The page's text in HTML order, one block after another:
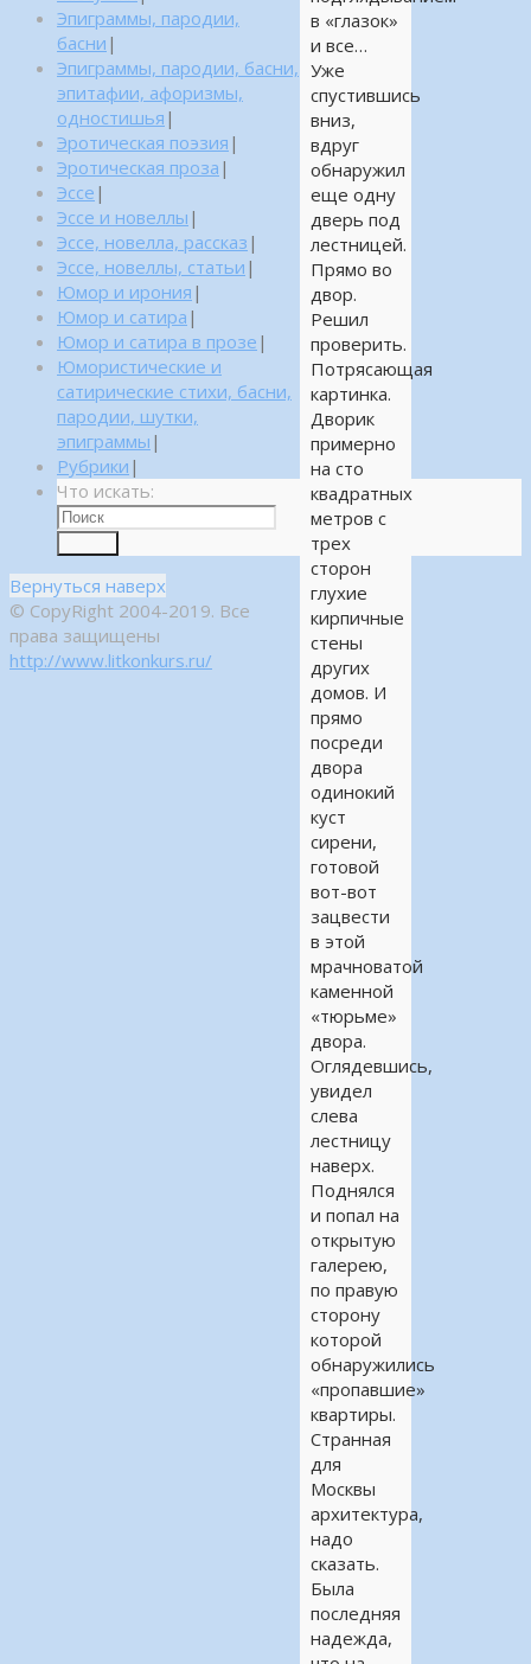
в «глазок»
и все…
Уже
спустившись
вниз,
вдруг
обнаружил
еще одну
дверь под
лестницей.
Прямо во
двор.
Решил
проверить.
Потрясающая
картинка.
Дворик
примерно
на сто
квадратных
метров с
трех
сторон
глухие
кирпичные
стены
других
домов. И
прямо
посреди
двора
одинокий
куст
сирени,
готовой
вот-вот
зацвести
в этой
мрачноватой
каменной
«тюрьме»
двора.
Оглядевшись,
увидел
слева
лестницу
наверх.
Поднялся
и попал на
открытую
галерею,
по правую
сторону
которой
обнаружились
«пропавшие»
квартиры.
Странная
для
Москвы
архитектура,
надо
сказать.
Была
последняя
надежда,
Эпиграммы, пародии,
басни |
Эпиграммы, пародии, басни,
эпитафии, афоризмы,
одностишья |
Эротическая поэзия |
Эротическая проза |
Эссе |
Эссе и новеллы |
Эссе, новелла, рассказ |
Эссе, новеллы, статьи |
Юмор и ирония |
Юмор и сатира |
Юмор и сатира в прозе |
Юмористические и
сатирические стихи, басни,
пародии, шутки,
эпиграммы |
Рубрики |
Что искать:
Вернуться наверх
© CopyRight 2004-2019. Все
права защищены
http://www.litkonkurs.ru/